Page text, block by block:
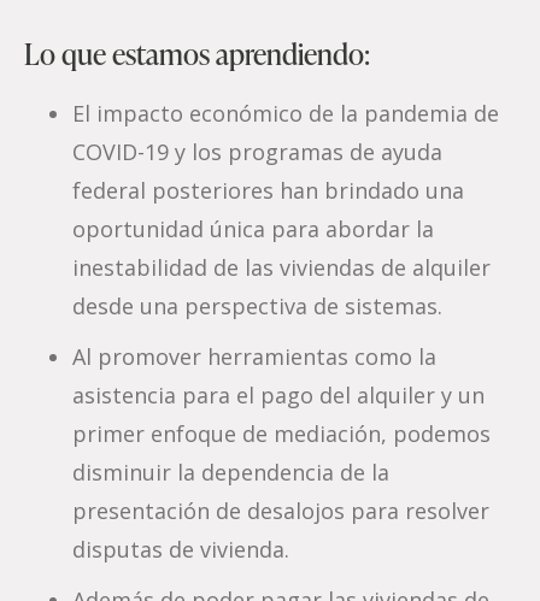
Lo que estamos aprendiendo:
El impacto económico de la pandemia de
COVID-19 y los programas de ayuda
federal posteriores han brindado una
oportunidad única para abordar la
inestabilidad de las viviendas de alquiler
desde una perspectiva de sistemas.
Al promover herramientas como la
asistencia para el pago del alquiler y un
primer enfoque de mediación, podemos
disminuir la dependencia de la
presentación de desalojos para resolver
disputas de vivienda.